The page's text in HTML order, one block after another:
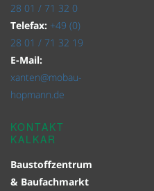
28 01 / 71 32 0
Telefax: +49 (0)
28 01 / 71 32 19
E-Mail:
xanten@mobau-
hopmann.de
KONTAKT
KALKAR
Baustoffzentrum
& Baufachmarkt